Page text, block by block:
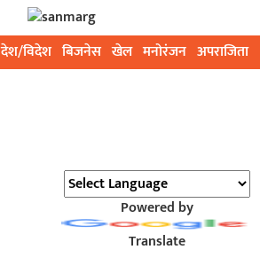
देश/विदेश बिजनेस खेल मनोरंजन अपराजिता
Powered by
Translate